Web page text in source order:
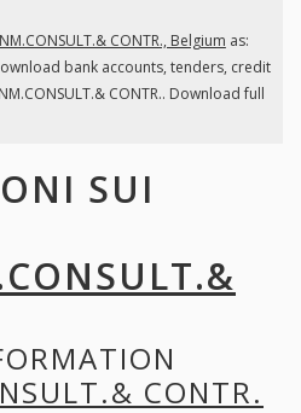
CONTR., Belgium as:
bank accounts, tenders, credit
CONTR.. Download full
SUI
CONTR.